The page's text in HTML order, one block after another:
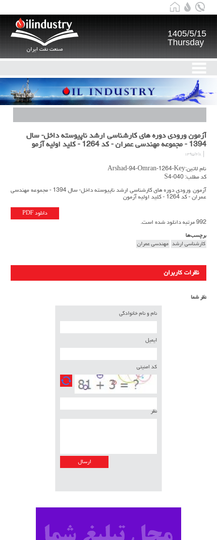
صنعت نفت ایران
1405/5/15
Thursday
آزمون ورودی دوره های کارشناسی ارشد ناپیوسته داخل- سال
1394 - مجموعه مهندسی عمران - کد 1264 - کلید اولیه آزمو
۱۳۹۵/۲/۸
نام لاتین:Arshad-94-Omran-1264-Key
کد مطلب: S4-040
آزمون ورودی دوره های کارشناسی ارشد ناپیوسته داخل- سال 1394 - مجموعه مهندسی
عمران - کد 1264 - کلید اولیه آزمون
دانلود PDF
992 مرتبه دانلود شده است.
برچسب‌ها
کارشناسی ارشد مهندسی عمران
نظرات کاربران
نظر شما
نام و نام خانوادگی
ایمیل
کد امنیتی
نظر